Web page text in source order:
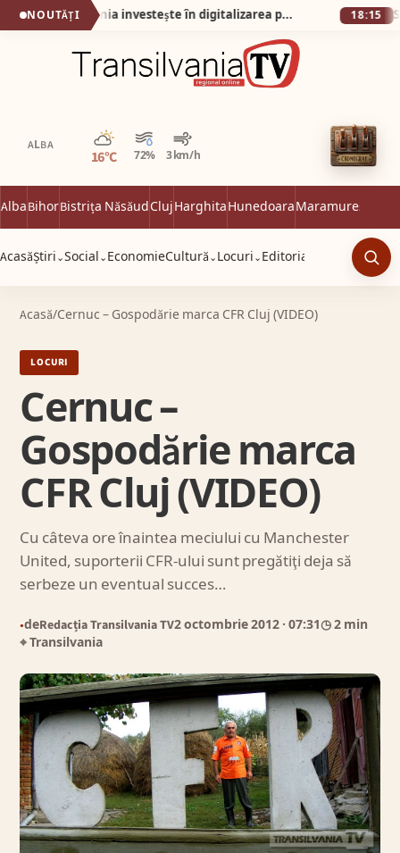
NOUTĂȚI Castel Transilvania investește în digitalizarea proceselor tehnologice interne 18:15
ALBA
16°C 72% 3 km/h
Parțial noros
AlbaBihorBistrița NăsăudClujHarghitaHunedoaraMaramureș
AcasăȘtiri ⌄Social ⌄ EconomieCultură ⌄ Locuri ⌄ Editorial
Acasă/Cernuc – Gospodărie marca CFR Cluj (VIDEO)
LOCURI
Cernuc –
Gospodărie marca
CFR Cluj (VIDEO)
Cu câteva ore înaintea meciului cu Manchester
United, suporterii CFR-ului sunt pregătiţi deja să
serbeze un eventual succes…
●deRedacția Transilvania TV2 octombrie 2012 · 07:31◷ 2 min
⌖ Transilvania